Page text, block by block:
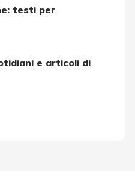
testi per
e articoli di